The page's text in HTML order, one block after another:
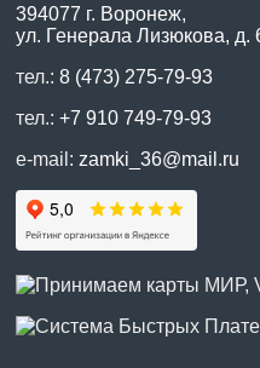
394077 г. Воронеж,
ул. Генерала Лизюкова, д.
тел.:8 (473) 275-79-93
тел.:+7 910 749-79-93
e-mail: zamki_36@mail.ru